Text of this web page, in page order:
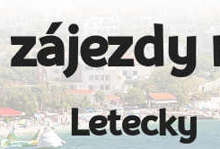
Letecky